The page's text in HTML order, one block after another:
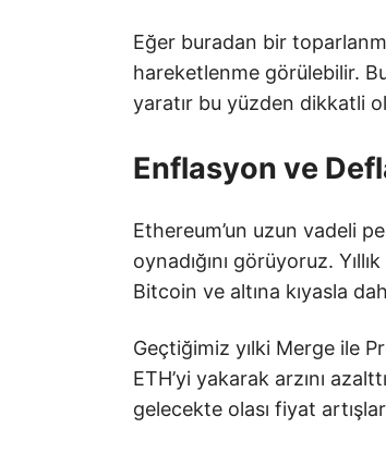
Eğer buradan bir
hareketlenme görülebilir.
yaratır bu yüzden dikkatli
Enflasyon ve
Ethereum’un uzun vadeli
oynadığını görüyoruz.
Bitcoin ve altına kıyasla
Geçtiğimiz yılki Merge ile
ETH’yi yakarak arzını
gelecekte olası fiyat